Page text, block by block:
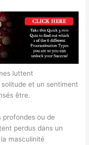
luttent
et un sentiment
être.
profondes ou de
perdus dans un
masculinité